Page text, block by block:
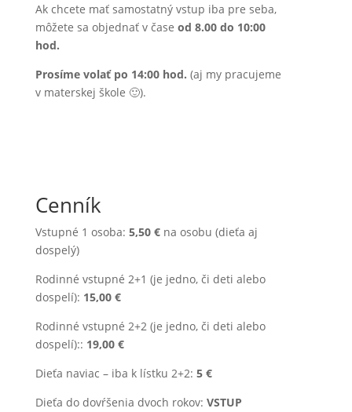
Ak chcete mať samostatný vstup iba pre seba,
môžete sa objednať v čase od 8.00 do 10:00
hod.
Prosíme volať po 14:00 hod. (aj my pracujeme
v materskej škole 🙂).
Cenník
Vstupné 1 osoba: 5,50 €na osobu (dieťa aj
dospelý)
Rodinné vstupné 2+1 (je jedno, či deti alebo
dospelí): 15,00 €
Rodinné vstupné 2+2 (je jedno, či deti alebo
dospelí):: 19,00 €
Dieťa naviac – iba k lístku 2+2: 5 €
Dieťa do dovŕšenia dvoch rokov: VSTUP